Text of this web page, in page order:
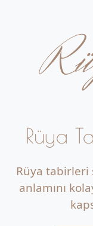
Rüya
Rüya tabirleri
anlamını